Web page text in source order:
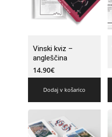
Vinski kviz –
angleščina
14.90€
Dodaj v košarico